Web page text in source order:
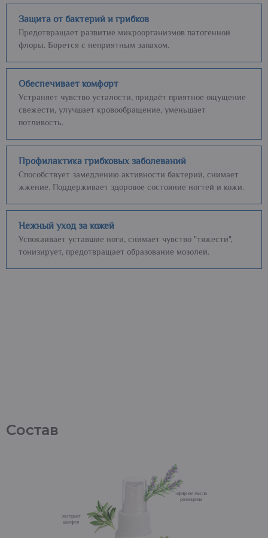
Защита от бактерий и грибков
Предотвращает развитие микроорганизмов патогенной
флоры. Борется с неприятным запахом.
Обеспечивает комфорт
Устраняет чувство усталости, придаёт приятное ощущение
свежести, улучшает кровообращение, уменьшает
потливость.
Профилактика грибковых заболеваний
Способствует замедлению активности бактерий, снимает
жжение. Поддерживает здоровое состояние ногтей и кожи.
Нежный уход за кожей
Успокаивает уставшие ноги, снимает чувство "тяжести",
тонизирует, предотвращает образование мозолей.
Состав